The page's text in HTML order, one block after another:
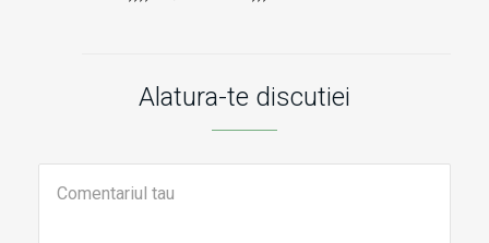
Alatura-te discutiei